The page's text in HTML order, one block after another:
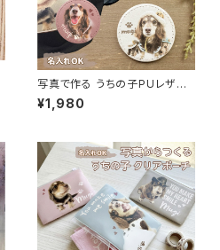
写真で作る うちの子PUレザー
バッジ（名入れ無料）
¥1,980